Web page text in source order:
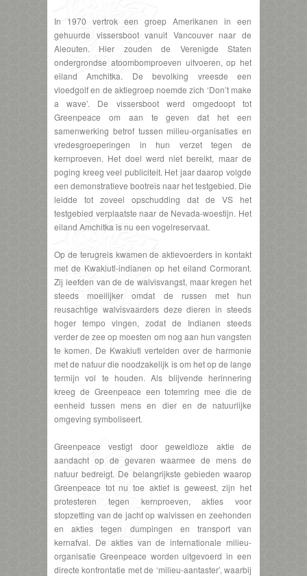
In 1970 vertrok een groep Amerikanen in een
gehuurde vissersboot vanuit Vancouver naar de
Aleouten. Hier zouden de Verenigde Staten
ondergrondse atoombomproeven uitvoeren, op het
eiland Amchitka. De bevolking vreesde een
vloedgolf en de aktiegroep noemde zich ‘Don’t make
a wave’. De vissersboot werd omgedoopt tot
Greenpeace om aan te geven dat het een
samenwerking betrof tussen milieu-organisaties en
vredesgroeperingen in hun verzet tegen de
kernproeven. Het doel werd niet bereikt, maar de
poging kreeg veel publiciteit. Het jaar daarop volgde
een demonstratieve bootreis naar het testgebied. Die
leidde tot zoveel opschudding dat de VS het
testgebied verplaatste naar de Nevada-woestijn. Het
eiland Amchitka is nu een vogelreservaat.
Op de terugreis kwamen de aktievoerders in kontakt
met de Kwakiutl-indianen op het eiland Cormorant.
Zij leefden van de de walvisvangst, maar kregen het
steeds moeilijker omdat de russen met hun
reusachtige walvisvaarders deze dieren in steeds
hoger tempo vingen, zodat de Indianen steeds
verder de zee op moesten om nog aan hun vangsten
te komen. De Kwakiutl vertelden over de harmonie
met de natuur die noodzakelijk is om het op de lange
termijn vol te houden. Als blijvende herinnering
kreeg de Greenpeace een totemring mee die de
eenheid tussen mens en dier en de natuurlijke
omgeving symboliseert.
Greenpeace vestigt door geweldloze aktie de
aandacht op de gevaren waarmee de mens de
natuur bedreigt. De belangrijkste gebieden waarop
Greenpeace tot nu toe aktief is geweest, zijn het
protesteren tegen kernproeven, akties voor
stopzetting van de jacht op walvissen en zeehonden
en akties tegen dumpingen en transport van
kernafval. De akties van de internationale milieu-
organisatie Greenpeace worden uitgevoerd in een
directe konfrontatie met de ‘milieu-aantaster’, waarbij